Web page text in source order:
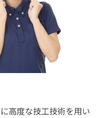
高度な技工技術を用い